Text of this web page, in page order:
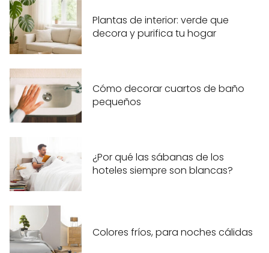
Plantas de interior: verde que
decora y purifica tu hogar
Cómo decorar cuartos de baño
pequeños
¿Por qué las sábanas de los
hoteles siempre son blancas?
Colores fríos, para noches cálidas